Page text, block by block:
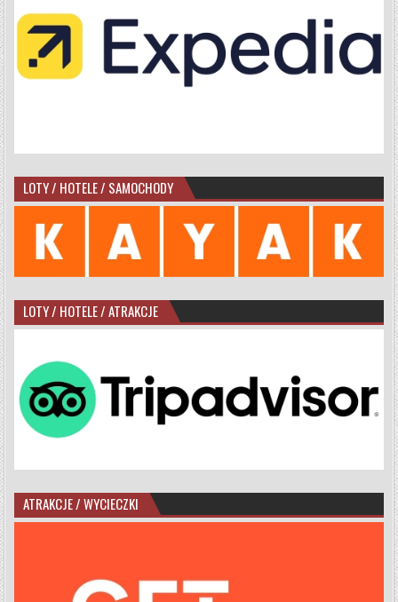
LOTY / HOTELE / SAMOCHODY
LOTY / HOTELE / ATRAKCJE
ATRAKCJE / WYCIECZKI